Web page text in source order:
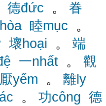
德đức 。 眷
睦mục 。
壞hoại 。 端
一nhất 。 觀
厭yếm 。 離ly
。 功công 德